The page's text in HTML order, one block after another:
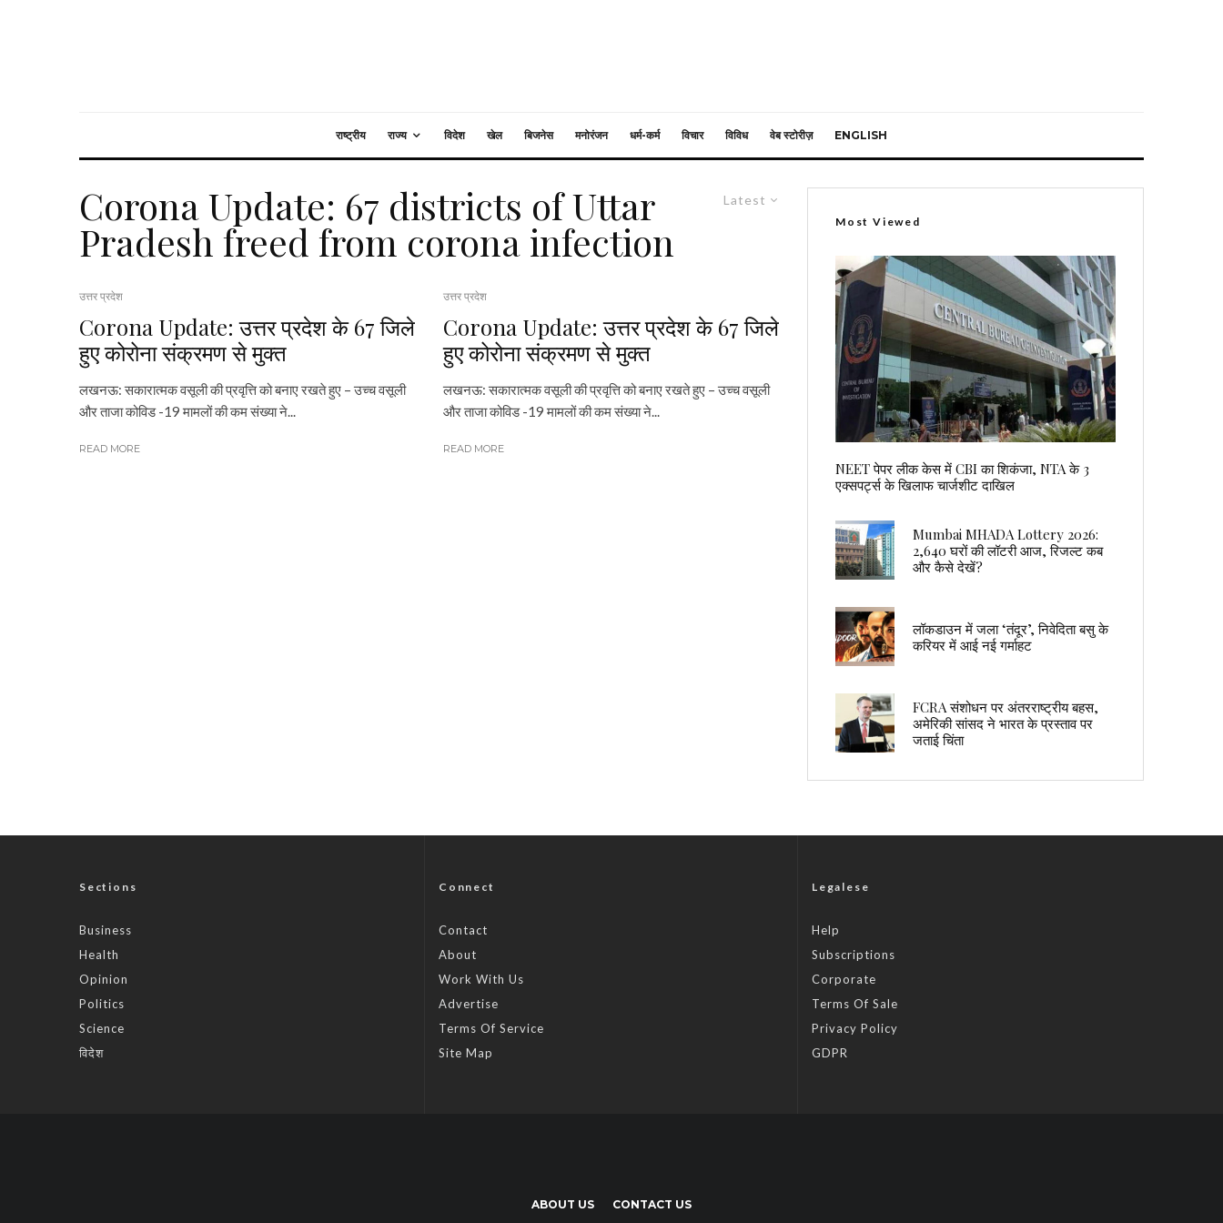
राष्ट्रीय राज्य विदेश खेल बिजनेस मनोरंजन धर्म-कर्म विचार विविध वेब स्टोरीज़ ENGLISH
Latest
Corona Update: 67 districts of Uttar
Pradesh freed from corona infection
उत्तर प्रदेश
Corona Update: उत्तर प्रदेश के 67 जिले
हुए कोरोना संक्रमण से मुक्त
लखनऊ: सकारात्मक वसूली की प्रवृत्ति को बनाए रखते हुए – उच्च वसूली
और ताजा कोविड -19 मामलों की कम संख्या ने...
READ MORE
उत्तर प्रदेश
Corona Update: उत्तर प्रदेश के 67 जिले
हुए कोरोना संक्रमण से मुक्त
लखनऊ: सकारात्मक वसूली की प्रवृत्ति को बनाए रखते हुए – उच्च वसूली
और ताजा कोविड -19 मामलों की कम संख्या ने...
READ MORE
Most Viewed
NEET पेपर लीक केस में CBI का शिकंजा, NTA के 3
एक्सपर्ट्स के खिलाफ चार्जशीट दाखिल
Mumbai MHADA Lottery 2026:
2,640 घरों की लॉटरी आज, रिजल्ट कब
और कैसे देखें?
लॉकडाउन में जला ‘तंदूर’, निवेदिता बसु के
करियर में आई नई गर्माहट
FCRA संशोधन पर अंतरराष्ट्रीय बहस,
अमेरिकी सांसद ने भारत के प्रस्ताव पर
जताई चिंता
Sections
Business
Health
Opinion
Politics
Science
विदेश
Connect
Contact
About
Work With Us
Advertise
Terms Of Service
Site Map
Legalese
Help
Subscriptions
Corporate
Terms Of Sale
Privacy Policy
GDPR
ABOUT US CONTACT US